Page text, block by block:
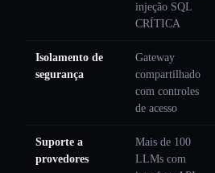
injeção SQL
CRÍTICA
Isolamento de
segurança
Gateway
compartilhado
com controles
de acesso
Suporte a
provedores
Mais de 100
LLMs com